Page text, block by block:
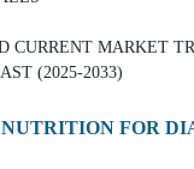
MARKET
(2025-2033)
FOR